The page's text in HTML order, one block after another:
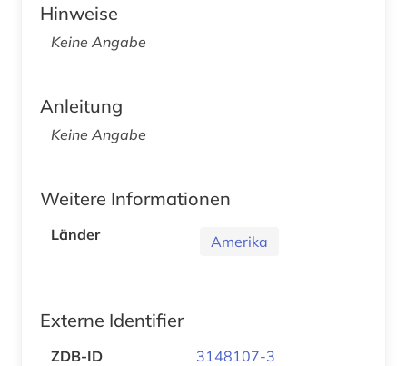
Hinweise
Keine Angabe
Anleitung
Keine Angabe
Weitere Informationen
Länder Amerika
Externe Identifier
ZDB-ID 3148107-3